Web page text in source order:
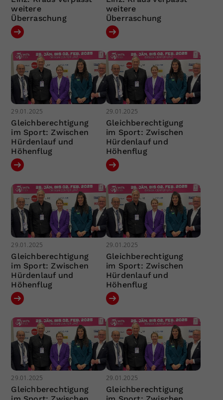
weitere
Überraschung
weitere
Überraschung
29.01.2025
Gleichberechtigung
im Sport: Zwischen
Hürdenlauf und
Höhenflug
29.01.2025
Gleichberechtigung
im Sport: Zwischen
Hürdenlauf und
Höhenflug
29.01.2025
Gleichberechtigung
im Sport: Zwischen
Hürdenlauf und
Höhenflug
29.01.2025
Gleichberechtigung
im Sport: Zwischen
Hürdenlauf und
Höhenflug
29.01.2025
Gleichberechtigung
29.01.2025
Gleichberechtigung